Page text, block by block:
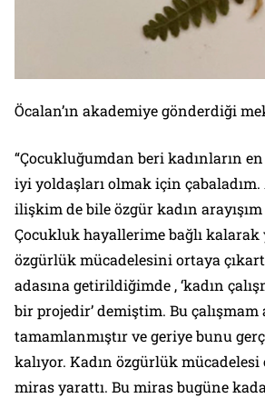
Öcalan’ın akademiye gönderdiği
“Çocukluğumdan beri kadınların
iyi yoldaşları olmak için
ilişkim de bile özgür kadın
Çocukluk hayallerime bağlı kalarak
özgürlük mücadelesini ortaya
adasına getirildiğimde , ‘kadın
bir projedir’ demiştim. Bu çalışmam
tamamlanmıştır ve geriye bunu
kalıyor. Kadın özgürlük
miras yarattı. Bu miras bugüne